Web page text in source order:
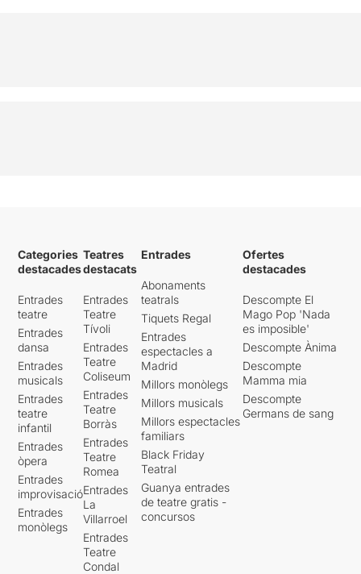
Categories
destacades
Entrades
teatre
Entrades
dansa
Entrades
musicals
Entrades
teatre
infantil
Entrades
òpera
Entrades
improvisació
Entrades
monòlegs
Teatres
destacats
Entrades
Teatre
Tívoli
Entrades
Teatre
Coliseum
Entrades
Teatre
Borràs
Entrades
Teatre
Romea
Entrades
La
Villarroel
Entrades
Teatre
Condal
Entrades
Abonaments
teatrals
Tiquets Regal
Entrades
espectacles a
Madrid
Millors monòlegs
Millors musicals
Millors espectacles
familiars
Black Friday
Teatral
Guanya entrades
de teatre gratis -
concursos
Ofertes
destacades
Descompte El
Mago Pop 'Nada
es imposible'
Descompte Ànima
Descompte
Mamma mia
Descompte
Germans de sang